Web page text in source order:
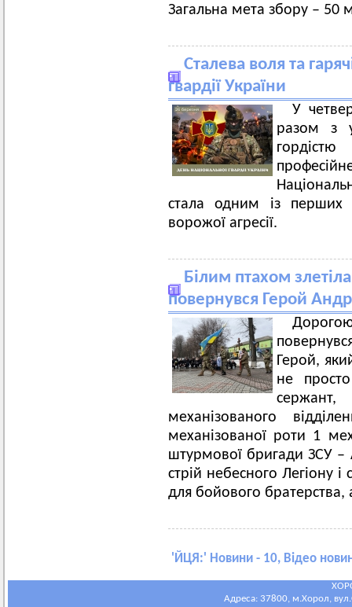
Загальна мета збору – 50
Сталева воля та
гвардії України
У
разом з
стала одним із перших
ворожої агресії.
Білим птахом
повернувся Герой
Герой,
не
механізованого
механізованої роти 1
штурмової бригади ЗСУ –
стрій небесного Легіону і
для бойового братерства,
' ЙЦЯ:' Новини - 10, Відео
Адреса: 37800, м.Хорол,